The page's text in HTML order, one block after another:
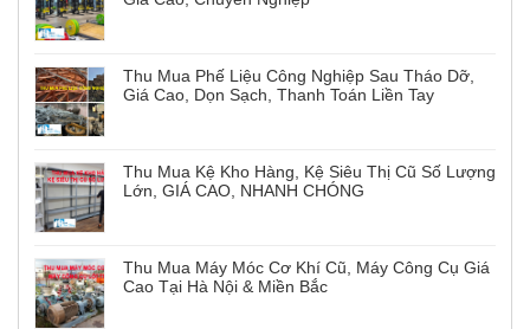
Thu Mua Phế Liệu Công Nghiệp Sau Tháo Dỡ,
Giá Cao, Dọn Sạch, Thanh Toán Liền Tay
Thu Mua Kệ Kho Hàng, Kệ Siêu Thị Cũ Số Lượng
Lớn, GIÁ CAO, NHANH CHÓNG
Thu Mua Máy Móc Cơ Khí Cũ, Máy Công Cụ Giá
Cao Tại Hà Nội & Miền Bắc